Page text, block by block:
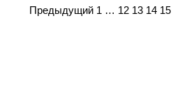
Navigation
Предыдущий 1 … 12 13 14 15